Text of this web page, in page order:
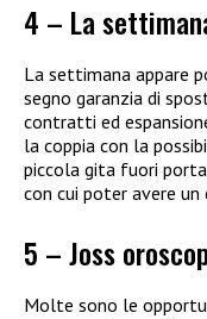
4 – La
La settimana appare
segno garanzia di
contratti ed
la coppia con la
piccola gita fuori
con cui poter avere
5 – Joss
Molte sono le